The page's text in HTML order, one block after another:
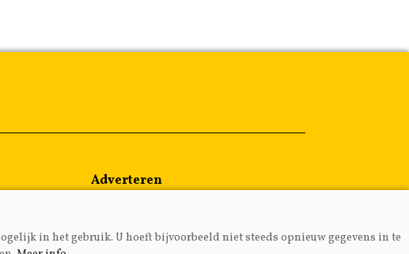
Adverteren
Over ons
in het gebruik. U hoeft bijvoorbeeld niet steeds opnieuw gegevens in te